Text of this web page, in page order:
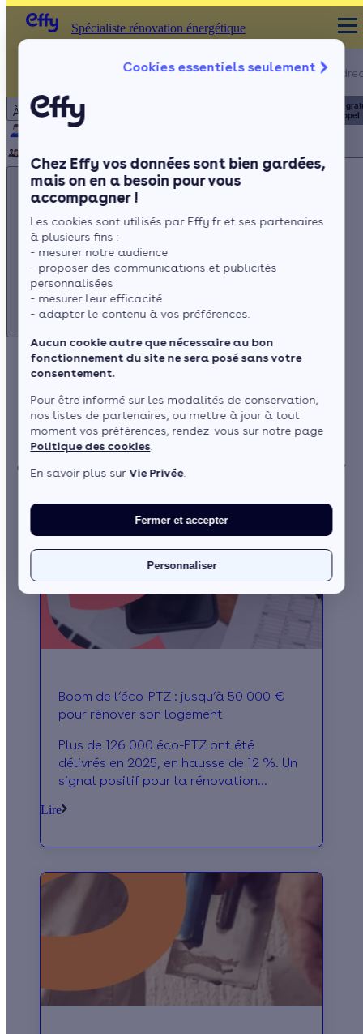
Cookies essentiels seulement
Chez Effy vos données sont bien gardées,
mais on en a besoin pour vous
accompagner !
Les cookies sont utilisés par Effy.fr et ses partenaires
à plusieurs fins :
- mesurer notre audience
- proposer des communications et publicités
personnalisées
- mesurer leur efficacité
- adapter le contenu à vos préférences.
Aucun cookie autre que nécessaire au bon
fonctionnement du site ne sera posé sans votre
consentement.
Pour être informé sur les modalités de conservation,
nos listes de partenaires, ou mettre à jour à tout
moment vos préférences, rendez-vous sur notre page
Politique des cookies.
En savoir plus surVie Privée.
Fermer et accepter
Personnaliser
À propos
Notre équipe
Rejoignez-nous Presse
Spécialiste rénovation énergétique
Appelez-nous !
du lundi au
Service
+ prix appel
Appelez-nous !
du lundi au vendredi - 8h à 19h
3456
Service gratuit
+ prix appel
Spécialiste rénovation énergétique
Toute l'actualité de la
rénovation énergétique !
Toutes les dernières informations au sujet de la rénovation
énergétique : règlementations, tendances marché, idées reçues,
conseils pour la maison et les professionnels... Le magazine Effy
c'est LE rendez-vous de l'information !
Boom de l’éco-PTZ : jusqu’à 50 000 €
pour rénover son logement
Plus de 126 000 éco-PTZ ont été
délivrés en 2025, en hausse de 12 %. Un
signal positif pour la rénovation
Lire